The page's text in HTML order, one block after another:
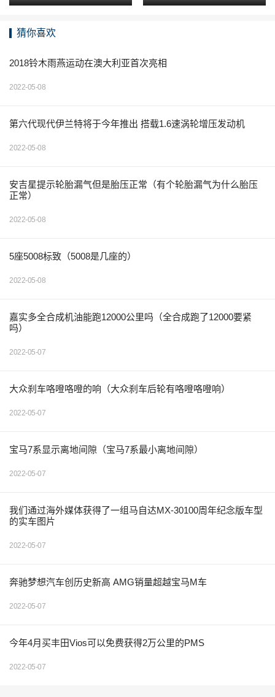
期内需要注意的事项有哪些
猜你喜欢
2018铃木雨燕运动在澳大利亚首次亮相
2022-05-08
第六代现代伊兰特将于今年推出 搭载1.6速涡轮增压发动机
2022-05-08
安吉星提示轮胎漏气但是胎压正常（有个轮胎漏气为什么胎压
正常）
2022-05-08
5座5008标致（5008是几座的）
2022-05-08
嘉实多全合成机油能跑12000公里吗（全合成跑了12000要紧
吗）
2022-05-07
大众刹车咯噔咯噔的响（大众刹车后轮有咯噔咯噔响）
2022-05-07
宝马7系显示离地间隙（宝马7系最小离地间隙）
2022-05-07
我们通过海外媒体获得了一组马自达MX-30100周年纪念版车型
的实车图片
2022-05-07
奔驰梦想汽车创历史新高 AMG销量超越宝马M车
2022-05-07
今年4月买丰田Vios可以免费获得2万公里的PMS
2022-05-07